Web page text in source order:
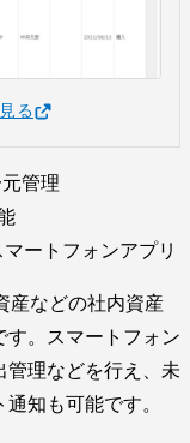
る
管理
ートフォンアプリ
産などの社内資産
す。スマートフォン
管理などを行え、未
知も可能です。